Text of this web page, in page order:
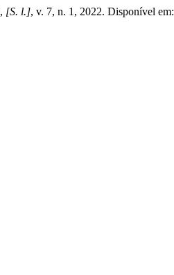
, [S. l.], v. 7, n. 1, 2022. Disponível em: